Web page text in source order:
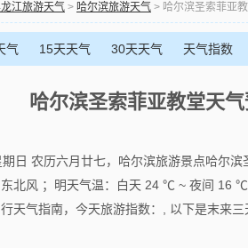
江旅游天气 > 哈尔滨旅游天气 > 哈尔滨圣索菲亚
气 15天天气 30天天气 天气指数
哈尔滨圣索菲亚教堂天
日 农历六月廿七，哈尔滨旅游景点哈尔
北风 ；明天气温：白天 24 ℃ ~ 夜间 16
天气指南，今天旅游指数：, 以下是末来